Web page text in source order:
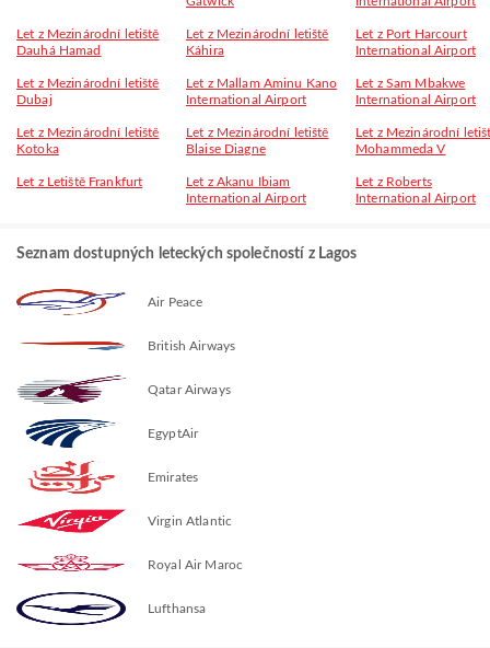
Let z Mezinárodní letiště
Dauhá Hamad
Let z Mezinárodní letiště
Káhira
Let z Port Harcourt
International Airport
Let z Mezinárodní letiště
Dubaj
Let z Mallam Aminu Kano
International Airport
Let z Sam Mbakwe
International Airport
Let z Mezinárodní letiště
Kotoka
Let z Mezinárodní letiště
Blaise Diagne
Let z Mezinárodní
Mohammeda V
Let z Letiště Frankfurt
Let z Akanu Ibiam
International Airport
Let z Roberts
International Airport
Seznam dostupných leteckých společností z Lagos
Air Peace
British Airways
Qatar Airways
EgyptAir
Emirates
Virgin Atlantic
Royal Air Maroc
Lufthansa